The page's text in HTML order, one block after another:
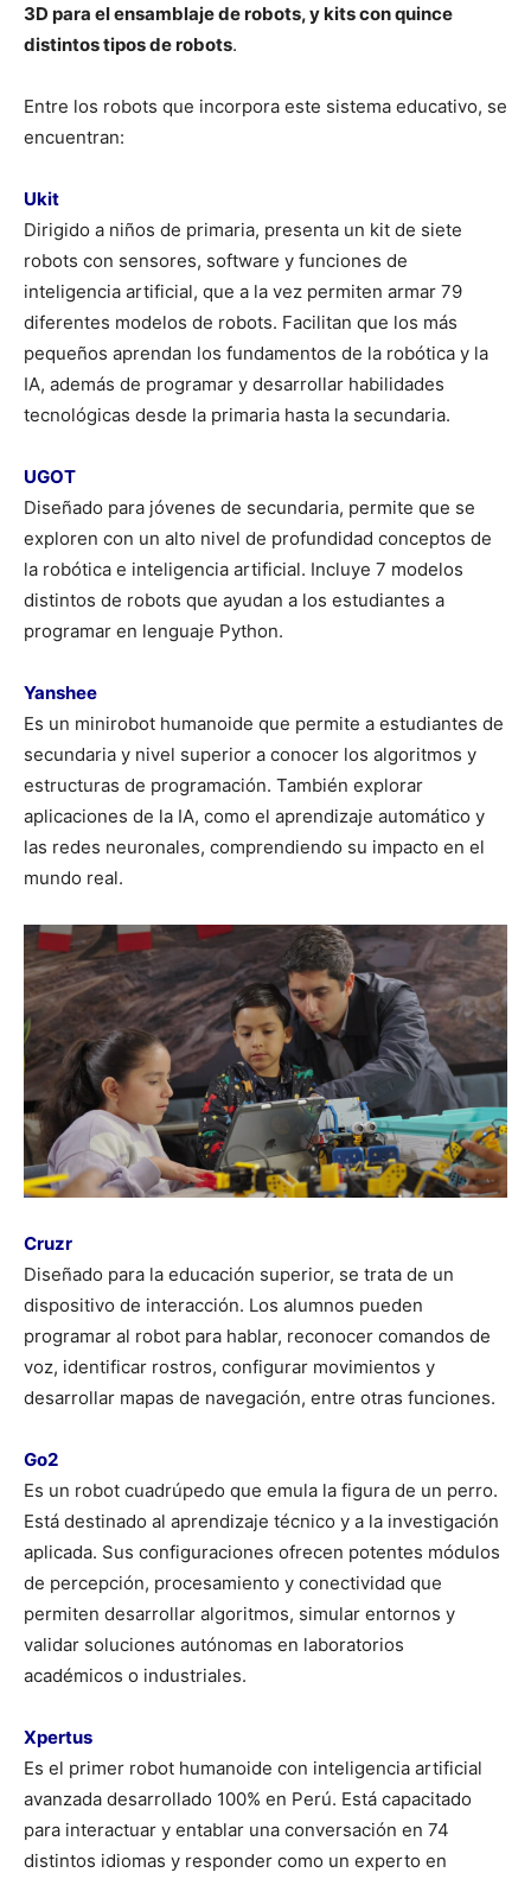
3D para el ensamblaje de robots, y kits con quince
distintos tipos de robots.
Entre los robots que incorpora este sistema educativo, se
encuentran:
Ukit
Dirigido a niños de primaria, presenta un kit de siete
robots con sensores, software y funciones de
inteligencia artificial, que a la vez permiten armar 79
diferentes modelos de robots. Facilitan que los más
pequeños aprendan los fundamentos de la robótica y la
IA, además de programar y desarrollar habilidades
tecnológicas desde la primaria hasta la secundaria.
UGOT
Diseñado para jóvenes de secundaria, permite que se
exploren con un alto nivel de profundidad conceptos de
la robótica e inteligencia artificial. Incluye 7 modelos
distintos de robots que ayudan a los estudiantes a
programar en lenguaje Python.
Yanshee
Es un minirobot humanoide que permite a estudiantes de
secundaria y nivel superior a conocer los algoritmos y
estructuras de programación. También explorar
aplicaciones de la IA, como el aprendizaje automático y
las redes neuronales, comprendiendo su impacto en el
mundo real.
Cruzr
Diseñado para la educación superior, se trata de un
dispositivo de interacción. Los alumnos pueden
programar al robot para hablar, reconocer comandos de
voz, identificar rostros, configurar movimientos y
desarrollar mapas de navegación, entre otras funciones.
Go2
Es un robot cuadrúpedo que emula la figura de un perro.
Está destinado al aprendizaje técnico y a la investigación
aplicada. Sus configuraciones ofrecen potentes módulos
de percepción, procesamiento y conectividad que
permiten desarrollar algoritmos, simular entornos y
validar soluciones autónomas en laboratorios
académicos o industriales.
Xpertus
Es el primer robot humanoide con inteligencia artificial
avanzada desarrollado 100% en Perú. Está capacitado
para interactuar y entablar una conversación en 74
distintos idiomas y responder como un experto en